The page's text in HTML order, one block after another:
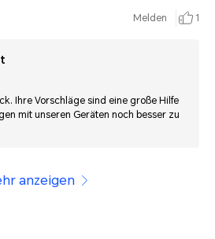
Melden 1
Ihre Vorschläge sind eine große Hilfe
mit unseren Geräten noch besser zu
anzeigen